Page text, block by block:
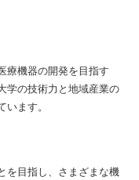
療機器の開発を目指す
学の技術力と地域産業の
ます。
を目指し、さまざまな機